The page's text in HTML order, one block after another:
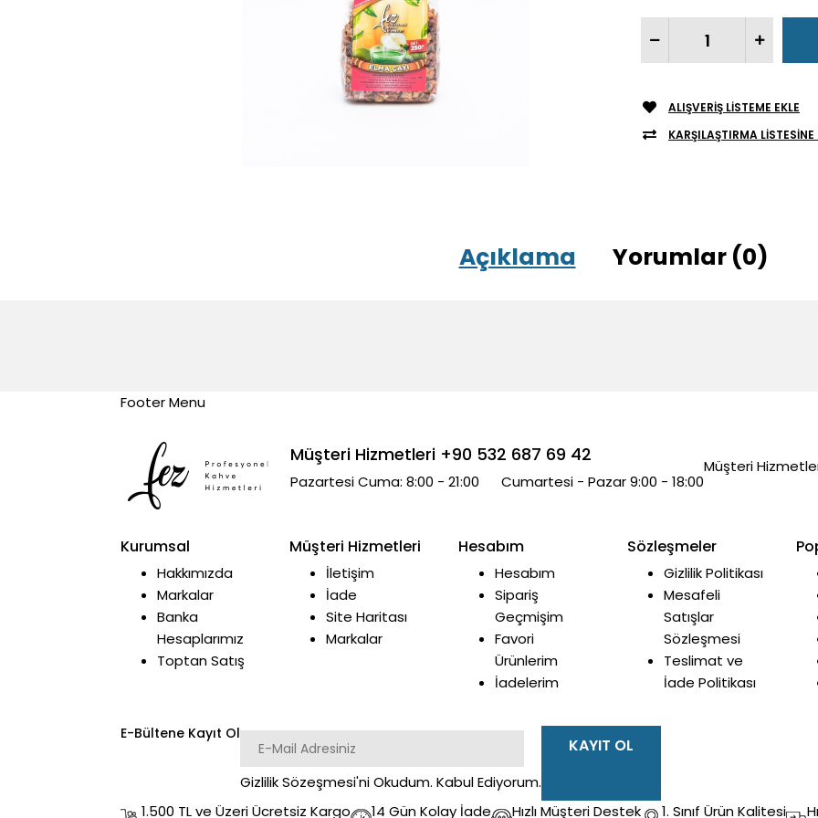
ALIŞVERIŞ LISTEME EKLE
KARŞILAŞTIRMA LISTESINE
Açıklama Yorumlar (0)
Footer Menu
Müşteri Hizmetleri +90 532 687 69 42
Pazartesi Cuma: 8:00 - 21:00 Cumartesi - Pazar 9:00 - 18:00
Müşteri
Kurumsal
Hakkımızda
Markalar
Banka
Hesaplarımız
Toptan Satış
Müşteri Hizmetleri
İletişim
İade
Site Haritası
Markalar
Hesabım
Hesabım
Sipariş
Geçmişim
Favori
Ürünlerim
İadelerim
Sözleşmeler
Gizlilik Politikası
Mesafeli
Satışlar
Sözleşmesi
Teslimat ve
İade Politikası
E-Bültene Kayıt Ol
Gizlilik Sözeşmesi'ni Okudum. Kabul Ediyorum.
KAYIT OL
1.500 TL ve Üzeri Ücretsiz Kargo 14 Gün Kolay İade Hızlı Müşteri Destek 1. Sınıf Ürün Kalitesi